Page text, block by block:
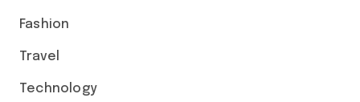
Fashion
Travel
Technology